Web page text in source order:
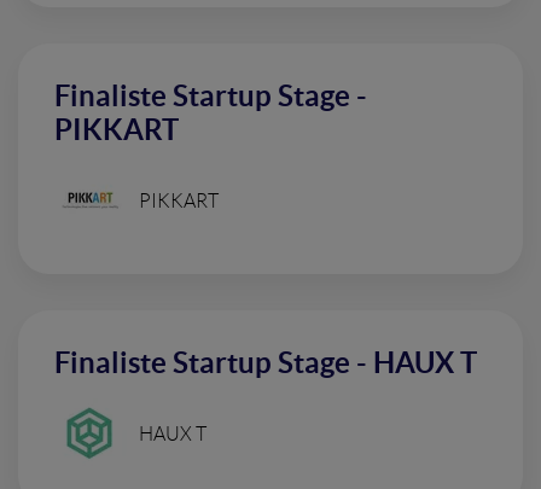
Finaliste Startup Stage -
PIKKART
PIKKART
Finaliste Startup Stage - HAUX T
HAUX T